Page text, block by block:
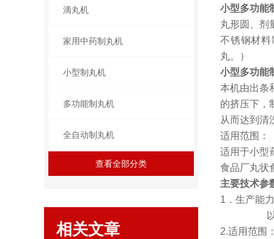
滴丸机
家用中药制丸机
小型制丸机
多功能制丸机
全自动制丸机
查看全部分类
相关文章
小型多功能
丸形圆、剂
不锈钢材
丸。）
小型多功能
本机由出条
的挤压下，
从而达到清
适用范围：
适用于小型
食品厂丸状
主要技术参
1．生产能
以6mm
2.适用范围